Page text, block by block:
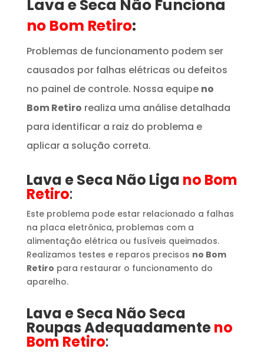
Lava e Seca Não Funciona
no Bom Retiro:
Problemas de funcionamento podem ser
causados por falhas elétricas ou defeitos
no painel de controle. Nossa equipe no
Bom Retiro realiza uma análise detalhada
para identificar a raiz do problema e
aplicar a solução correta.
Lava e Seca Não Liga no Bom
Retiro:
Este problema pode estar relacionado a falhas
na placa eletrônica, problemas com a
alimentação elétrica ou fusíveis queimados.
Realizamos testes e reparos precisos no Bom
Retiro para restaurar o funcionamento do
aparelho.
Lava e Seca Não Seca
Roupas Adequadamenteno
Bom Retiro: